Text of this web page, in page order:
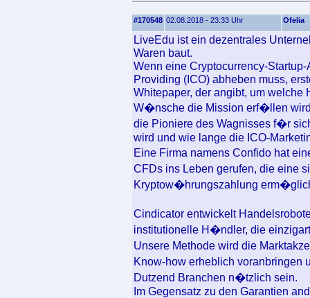
#170548 02.08.2018 - 23:33 Uhr Ofelia
LiveEdu ist ein dezentrales
Waren baut.
Wenn eine Cryptocurrency-
Providing (ICO) abheben muss,
Whitepaper, der angibt, um welche
W�nsche die Mission erf�llen
die Pioniere des Wagnisses f�r
wird und wie lange die ICO-
Eine Firma namens Confido hat
CFDs ins Leben gerufen, die eine
Kryptow�hrungszahlung
Cindicator entwickelt
institutionelle H�ndler, die
Unsere Methode wird die
Know-how erheblich
Dutzend Branchen n�tzlich sein.
Im Gegensatz zu den Garantien